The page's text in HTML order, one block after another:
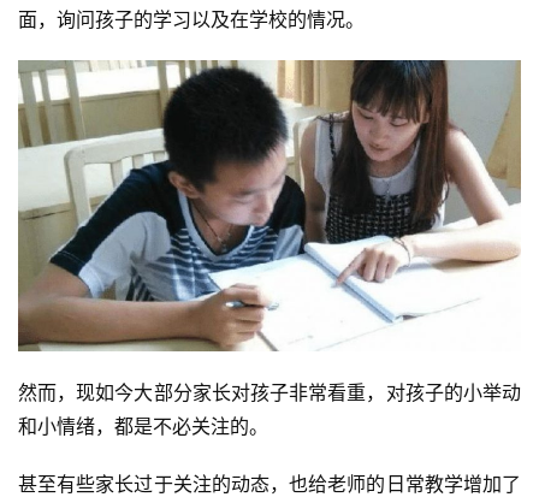
面，询问孩子的学习以及在学校的情况。
然而，现如今大部分家长对孩子非常看重，对孩子的小举动
和小情绪，都是不必关注的。
甚至有些家长过于关注的动态，也给老师的日常教学增加了